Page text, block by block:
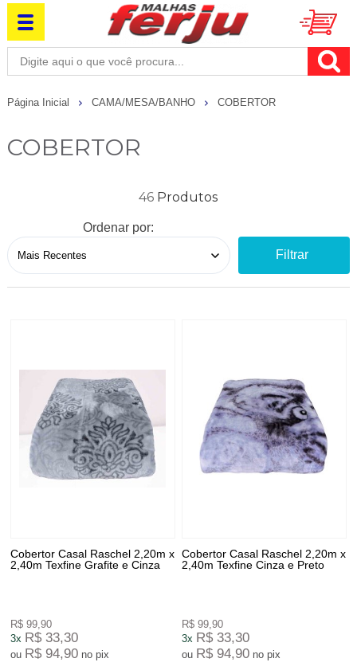
Página Inicial CAMA/MESA/BANHO COBERTOR
COBERTOR
46
Ordenar por:
Filtrar
Cobertor Casal Raschel 2,20m x
2,40m Texfine Grafite e Cinza
R$ 99,90
3x R$ 33,30
ou R$ 94,90 no pix
Cobertor Casal Raschel 2,20m x
2,40m Texfine Cinza e Preto
R$ 99,90
3x R$ 33,30
ou R$ 94,90 no pix